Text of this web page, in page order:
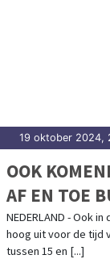
19 oktober 2024,
OOK
AF EN TOE
NEDERLAND - Ook
hoog uit voor de tijd
tussen 15 en [...]